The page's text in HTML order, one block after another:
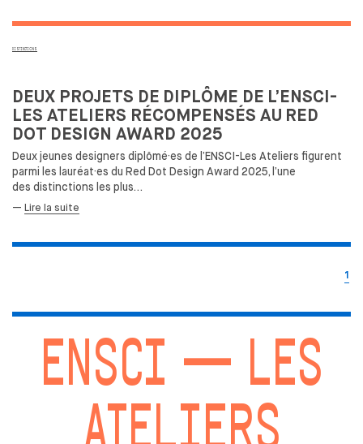
DISTINCTIONS
DEUX PROJETS DE DIPLÔME DE L’ENSCI-
LES ATELIERS RÉCOMPENSÉS AU RED
DOT DESIGN AWARD 2025
Deux jeunes designers diplômé·es de l’ENSCI-Les Ateliers figurent
parmi les lauréat·es du Red Dot Design Award 2025, l’une
des distinctions les plus…
— Lire la suite
1
ENSCI — LES